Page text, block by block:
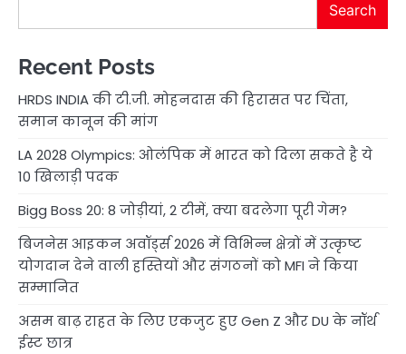
Search
Recent Posts
HRDS INDIA की टी.जी. मोहनदास की हिरासत पर चिंता,
समान कानून की मांग
LA 2028 Olympics: ओलंपिक में भारत को दिला सकते है ये
10 खिलाड़ी पदक
Bigg Boss 20: 8 जोड़ीयां, 2 टीमें, क्या बदलेगा पूरी गेम?
बिजनेस आइकन अवॉर्ड्स 2026 में विभिन्न क्षेत्रों में उत्कृष्ट
योगदान देने वाली हस्तियों और संगठनों को MFI ने किया
सम्मानित
असम बाढ़ राहत के लिए एकजुट हुए Gen Z और DU के नॉर्थ
ईस्ट छात्र